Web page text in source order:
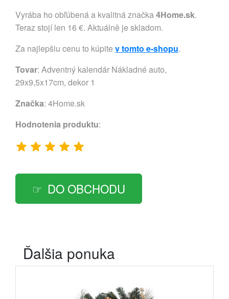
Vyrába ho obľúbená a kvalitná značka4Home.sk.
Teraz stojí len 16 €. Aktuálně je skladom.
Za najlepšiu cenu to kúpite v tomto e-shopu.
Tovar: Adventný kalendár Nákladné auto,
29x9,5x17cm, dekor 1
Značka: 4Home.sk
Hodnotenia produktu:
DO OBCHODU
Ďalšia ponuka